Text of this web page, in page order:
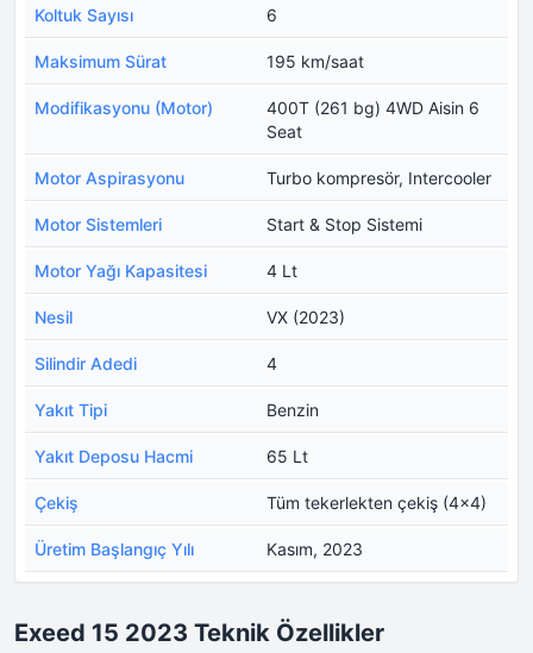
Koltuk Sayısı 6
Maksimum Sürat 195 km/saat
Modifikasyonu (Motor)
400T (261 bg) 4WD Aisin 6
Seat
Motor Aspirasyonu Turbo kompresör, Intercooler
Motor Sistemleri Start & Stop Sistemi
Motor Yağı Kapasitesi 4 Lt
Nesil VX (2023)
Silindir Adedi 4
Yakıt Tipi Benzin
Yakıt Deposu Hacmi 65 Lt
Çekiş Tüm tekerlekten çekiş (4x4)
Üretim Başlangıç Yılı Kasım, 2023
Exeed 15 2023 Teknik Özellikler